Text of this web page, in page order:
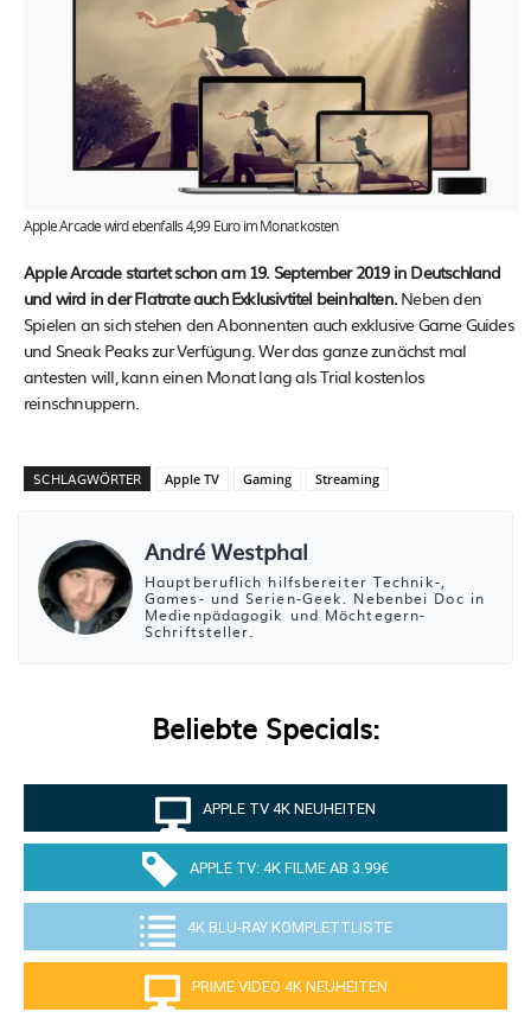
Apple Arcade wird ebenfalls 4,99 Euro im Monat kosten
Apple Arcade startet schon am 19. September 2019 in Deutschland
und wird in der Flatrate auch Exklusivtitel beinhalten.Neben den
Spielen an sich stehen den Abonnenten auch exklusive Game Guides
und Sneak Peaks zur Verfügung. Wer das ganze zunächst mal
antesten will, kann einen Monat lang als Trial kostenlos
reinschnuppern.
SCHLAGWÖRTER Apple TV Gaming Streaming
André Westphal
Hauptberuflich hilfsbereiter Technik-,
Games- und Serien-Geek. Nebenbei Doc in
Medienpädagogik und Möchtegern-
Schriftsteller.
Beliebte Specials:
APPLE TV 4K NEUHEITEN
APPLE TV: 4K FILME AB 3.99€
4K BLU-RAY KOMPLETTLISTE
PRIME VIDEO 4K NEUHEITEN